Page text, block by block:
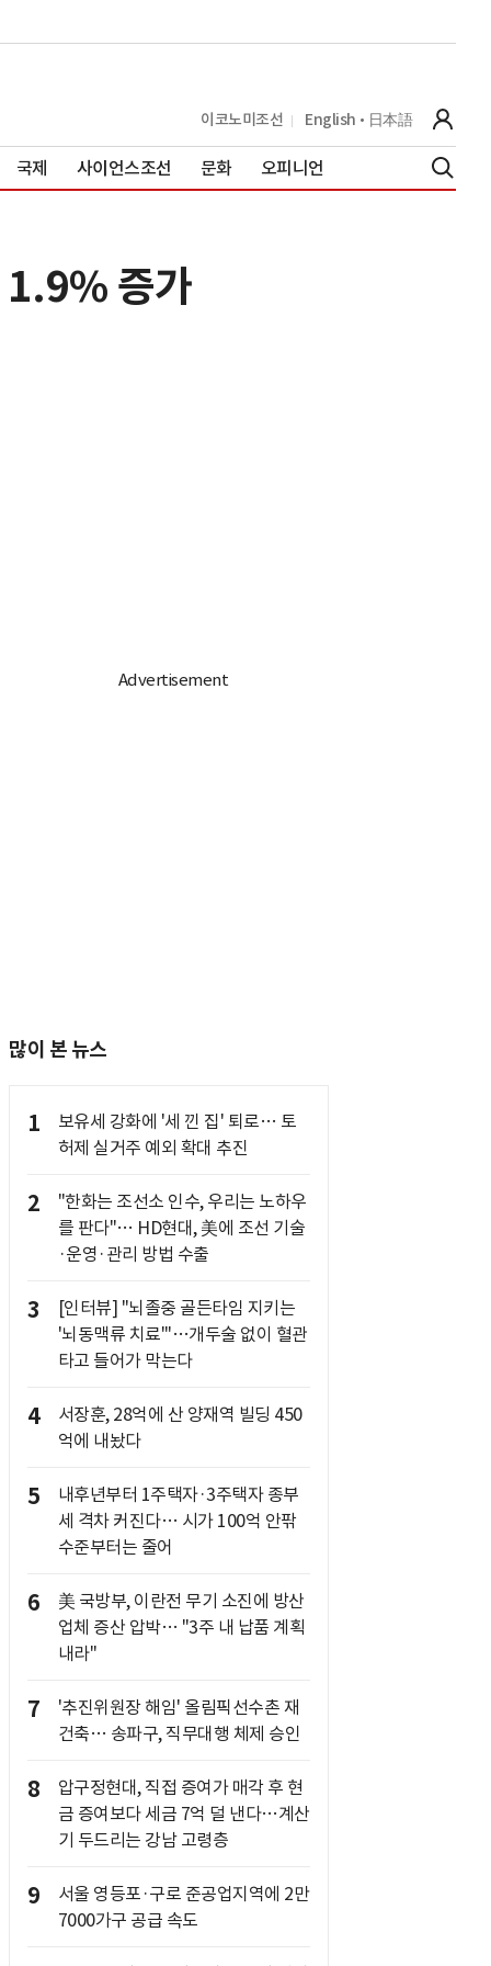
이코노미조선 English 日本語
국제 사이언스조선 문화 오피니언
증가
많이 본 뉴스
1
보유세 강화에 '세 낀 집' 퇴로… 토
허제 실거주 예외 확대 추진
2
"한화는 조선소 인수, 우리는 노하우
를 판다"… HD현대, 美에 조선 기술
·운영·관리 방법 수출
3
[인터뷰] "뇌졸중 골든타임 지키는
'뇌동맥류 치료'"…개두술 없이 혈관
타고 들어가 막는다
4
서장훈, 28억에 산 양재역 빌딩 450
억에 내놨다
5
내후년부터 1주택자·3주택자 종부
세 격차 커진다… 시가 100억 안팎
수준부터는 줄어
6
美 국방부, 이란전 무기 소진에 방산
업체 증산 압박… "3주 내 납품 계획
내라"
7
'추진위원장 해임' 올림픽선수촌 재
건축… 송파구, 직무대행 체제 승인
8
압구정현대, 직접 증여가 매각 후 현
금 증여보다 세금 7억 덜 낸다…계산
기 두드리는 강남 고령층
9
서울 영등포·구로 준공업지역에 2만
7000가구 공급 속도